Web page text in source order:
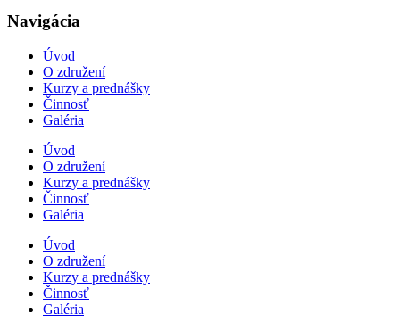
Navigácia
Úvod
O združení
Kurzy a prednášky
Činnosť
Galéria
Úvod
O združení
Kurzy a prednášky
Činnosť
Galéria
Úvod
O združení
Kurzy a prednášky
Činnosť
Galéria